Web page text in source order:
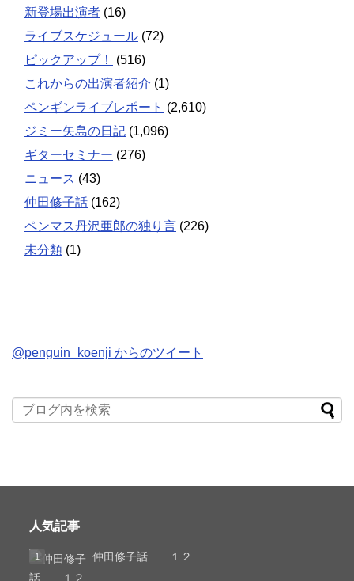
新登場出演者 (16)
ライブスケジュール (72)
ピックアップ！
(516)
これからの出演者紹介 (1)
ペンギンライブレポート (2,610)
ジミー矢島の日記 (1,096)
ギターセミナー (276)
ニュース (43)
仲田修子話 (162)
ペンマス丹沢亜郎の独り言 (226)
未分類 (1)
@penguin_koenji からのツイート
人気記事
仲田修子話 １２